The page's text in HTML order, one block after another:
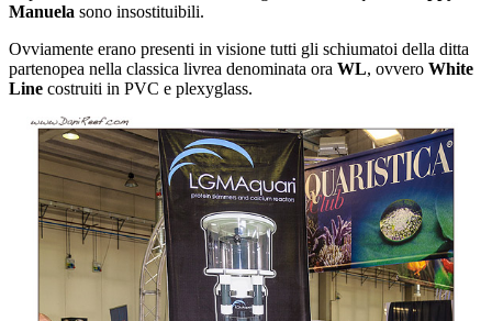
Manuela sono insostituibili.
Ovviamente erano presenti in visione tutti gli schiumatoi della ditta
partenopea nella classica livrea denominata ora WL, ovvero White
Line costruiti in PVC e plexyglass.